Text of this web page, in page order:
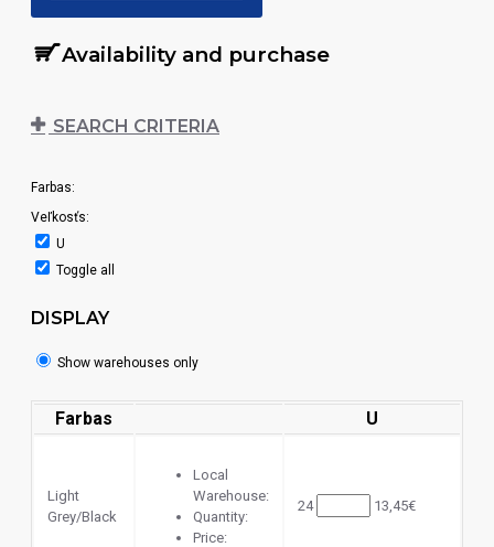
Availability and purchase
SEARCH CRITERIA
Farbas:
Veľkosťs:
U
Toggle all
DISPLAY
Show warehouses only
Farbas U
Light
Grey/Black
Local
Warehouse:
Quantity:
Price:
24 13,45€